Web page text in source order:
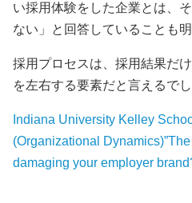
い採用体験をした企業とは、
ない」と回答していることも
採用プロセスは、採用結果だ
を左右する要素だと言えるでし
Indiana University Kelley
(Organizational
damaging your employer